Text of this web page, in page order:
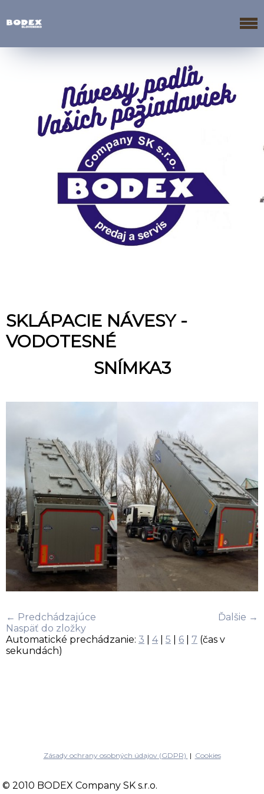
SKLÁPACIE NÁVESY -
VODOTESNÉ
SNÍMKA3
← Predchádzajúce
Ďalšie →
Naspäť do zložky
Automatické prechádzanie: 3 4| 5 6 7 (čas v
sekundách)
Zásady ochrany osobných údajov (GDPR) | Cookies
© 2010 BODEX Company SK s.r.o.